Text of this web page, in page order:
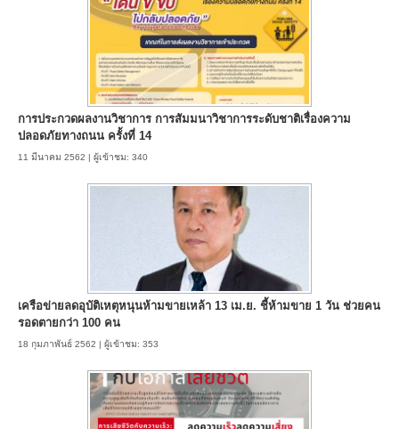
การประกวดผลงานวิชาการ การสัมมนาวิชาการระดับชาติเรื่องความ
ปลอดภัยทางถนน ครั้งที่ 14
11 มีนาคม 2562 | ผู้เข้าชม: 340
เครือข่ายลดอุบัติเหตุหนุนห้ามขายเหล้า 13 เม.ย. ชี้ห้ามขาย 1 วัน ช่วยคน
รอดตายกว่า 100 คน
18 กุมภาพันธ์ 2562 | ผู้เข้าชม: 353